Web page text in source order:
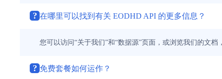
? 在哪里可以找到有关 EODHD API 的更多信息？
您可以访问“关于我们”和“数据源”页面，或浏览我们的文
? 免费套餐如何运作？